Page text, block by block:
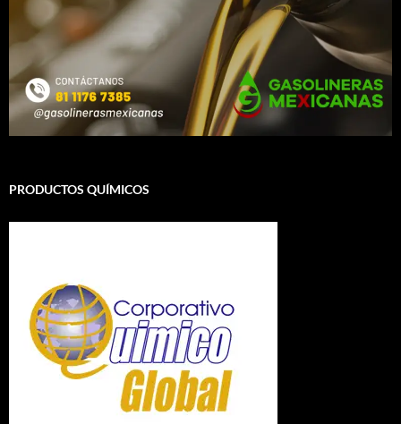
PRODUCTOS QUÍMICOS